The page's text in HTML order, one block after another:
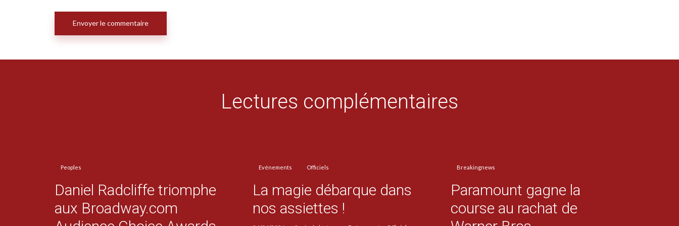
Lectures complémentaires
Peoples
Daniel Radcliffe triomphe
aux Broadway.com
Evénements Officiels
La magie débarque dans
nos assiettes !
Breakingnews
Paramount gagne la
course au rachat de